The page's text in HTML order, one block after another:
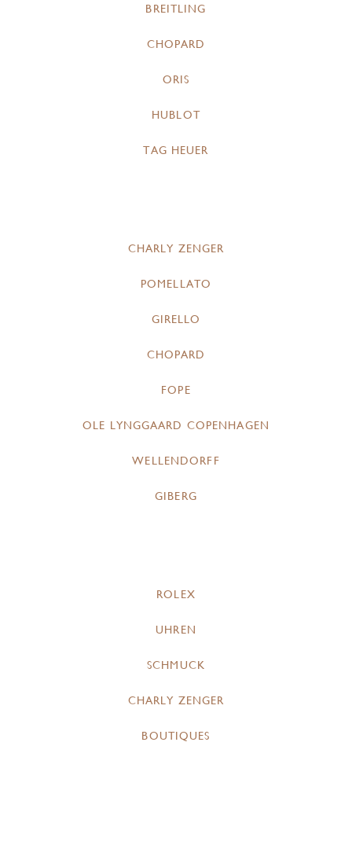
BREITLING
CHOPARD
ORIS
HUBLOT
TAG HEUER
CHARLY ZENGER
POMELLATO
GIRELLO
CHOPARD
FOPE
OLE LYNGGAARD COPENHAGEN
WELLENDORFF
GIBERG
ROLEX
UHREN
SCHMUCK
CHARLY ZENGER
BOUTIQUES